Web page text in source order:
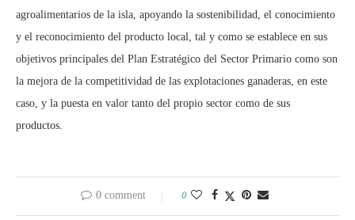
agroalimentarios de la isla, apoyando la sostenibilidad, el conocimiento
y el reconocimiento del producto local, tal y como se establece en sus
objetivos principales del Plan Estratégico del Sector Primario como son
la mejora de la competitividad de las explotaciones ganaderas, en este
caso, y la puesta en valor tanto del propio sector como de sus
productos.
0 comment 0